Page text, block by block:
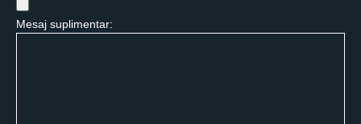
Mesaj suplimentar: